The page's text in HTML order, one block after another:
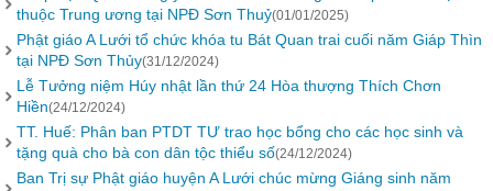
thuộc Trung ương tại NPĐ Sơn Thuỷ(01/01/2025)
Phật giáo A Lưới tổ chức khóa tu Bát Quan trai cuối năm Giáp Thìn
tại NPĐ Sơn Thủy(31/12/2024)
Lễ Tưởng niệm Húy nhật lần thứ 24 Hòa thượng Thích Chơn
Hiền(24/12/2024)
TT. Huế: Phân ban PTDT TƯ trao học bổng cho các học sinh và
tặng quà cho bà con dân tộc thiểu số(24/12/2024)
Ban Trị sự Phật giáo huyện A Lưới chúc mừng Giáng sinh năm